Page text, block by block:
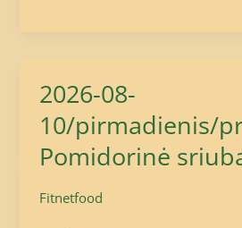
2026-08-
10/pirmadienis/
Pomidorinė
Fitnetfood
2026-
10/pirmadienis/priešpiečiai/
sriuba.